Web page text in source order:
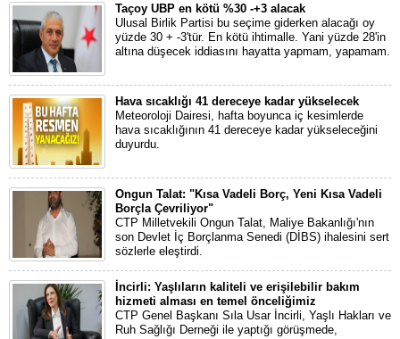
Taçoy UBP en kötü %30 -+3 alacak
Ulusal Birlik Partisi bu seçime giderken alacağı oy
yüzde 30 + -3'tür. En kötü ihtimalle. Yani yüzde 28'in
altına düşecek iddiasını hayatta yapmam, yapamam.
Hava sıcaklığı 41 dereceye kadar yükselecek
Meteoroloji Dairesi, hafta boyunca iç kesimlerde
hava sıcaklığının 41 dereceye kadar yükseleceğini
duyurdu.
Ongun Talat: "Kısa Vadeli Borç, Yeni Kısa Vadeli
Borçla Çevriliyor"
CTP Milletvekili Ongun Talat, Maliye Bakanlığı'nın
son Devlet İç Borçlanma Senedi (DİBS) ihalesini sert
sözlerle eleştirdi.
İncirli: Yaşlıların kaliteli ve erişilebilir bakım
hizmeti alması en temel önceliğimiz
CTP Genel Başkanı Sıla Usar İncirli, Yaşlı Hakları ve
Ruh Sağlığı Derneği ile yaptığı görüşmede,